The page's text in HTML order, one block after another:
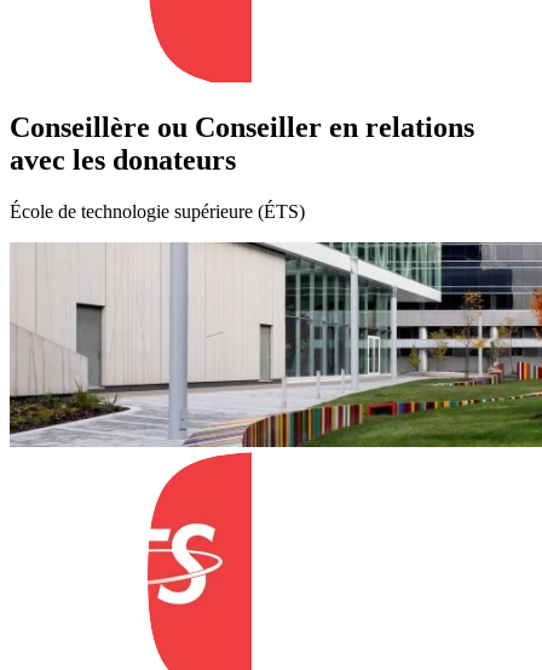
Conseillère ou Conseiller en relations
avec les donateurs
École de technologie supérieure (ÉTS)